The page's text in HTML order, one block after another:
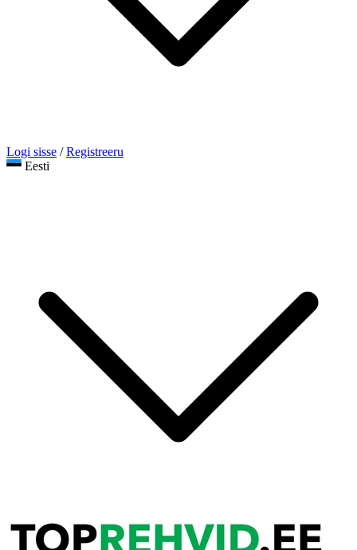
Logi sisse / Registreeru
Eesti